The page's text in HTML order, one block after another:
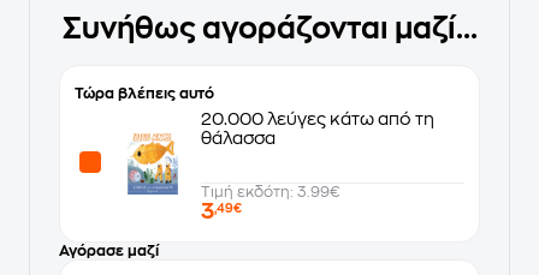
Συνήθως αγοράζονται μαζί...
Τώρα βλέπεις αυτό
20.000 λεύγες κάτω από τη
θάλασσα
Τιμή εκδότη: 3.99€
3,49€
Αγόρασε μαζί